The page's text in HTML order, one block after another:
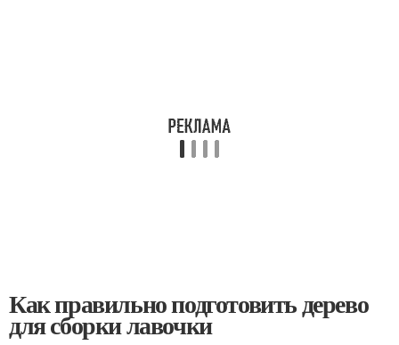
Как правильно подготовить дерево
для сборки лавочки